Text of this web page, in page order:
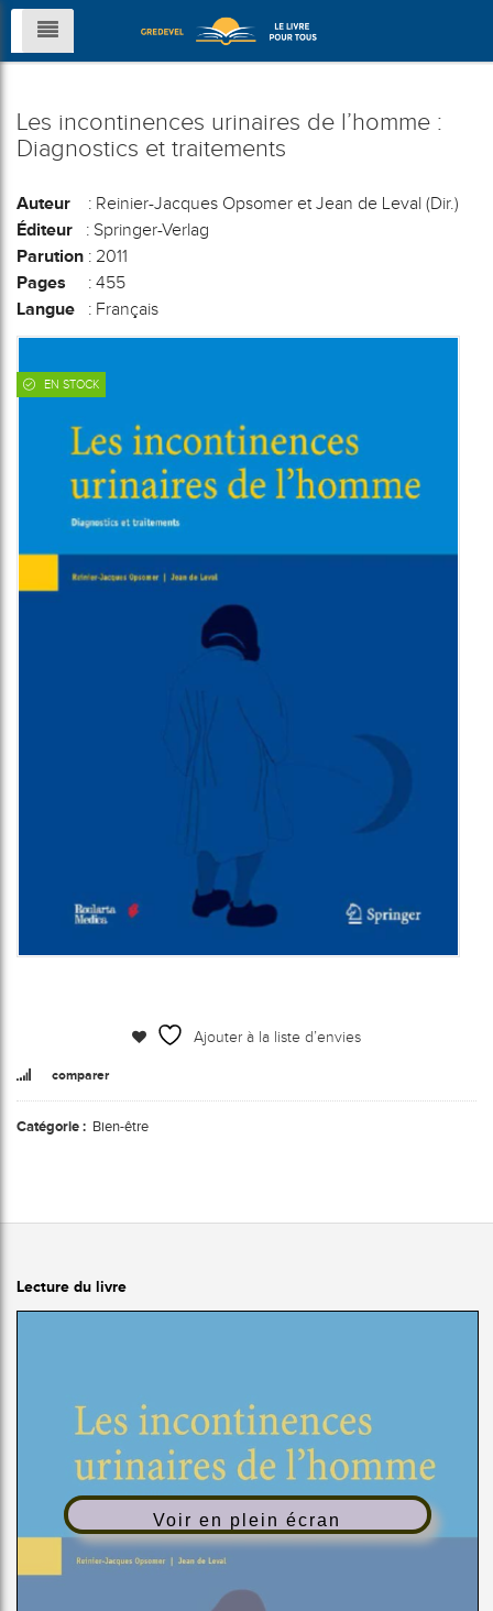
Les incontinences urinaires de l’homme :
Diagnostics et traitements
Auteur : Reinier-Jacques Opsomer et Jean de Leval (Dir.)
Éditeur : Springer-Verlag
Parution : 2011
Pages : 455
Langue : Français
EN STOCK
Ajouter à la liste d’envies
comparer
Catégorie : Bien-être
Lecture du livre
Voir en plein écran